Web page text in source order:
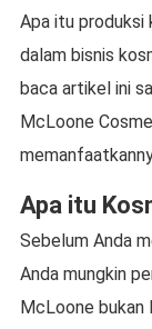
Apa itu produksi
dalam bisnis
baca artikel ini
McLoone
Apa itu
Sebelum Anda
Anda mungkin
McLoone bukan